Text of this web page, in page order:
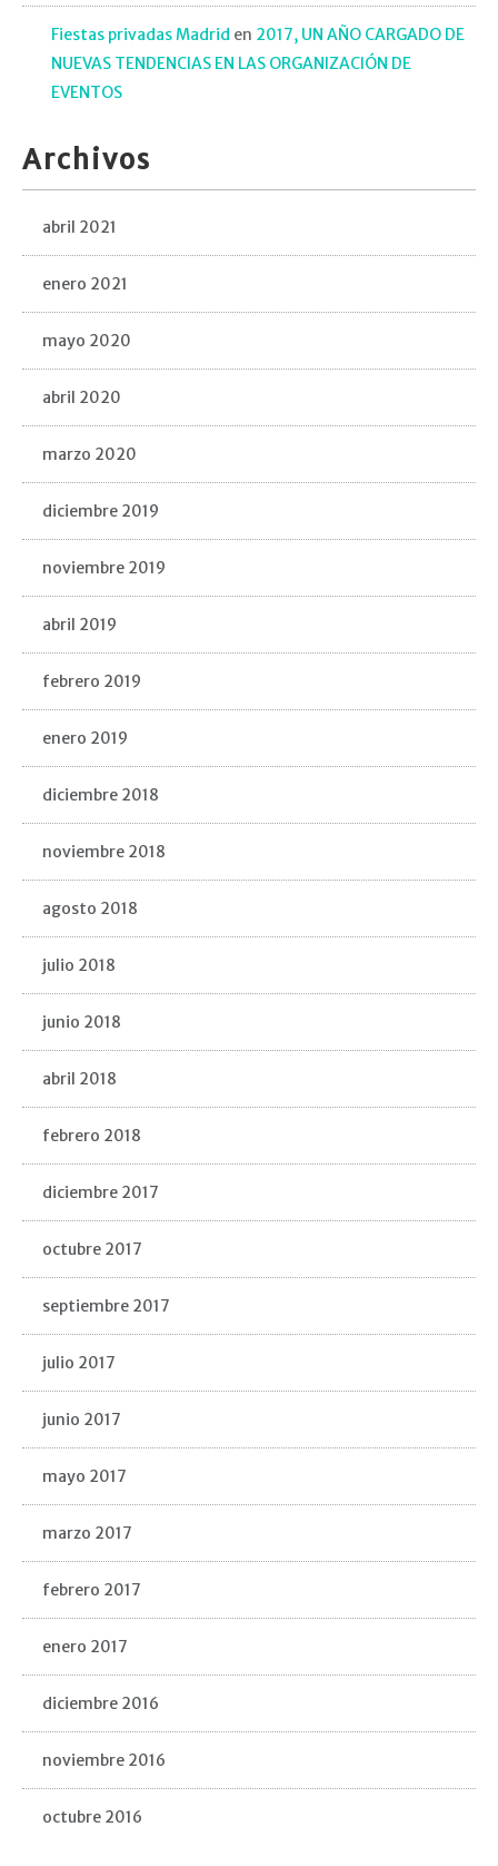
Fiestas privadas Madrid en 2017, UN AÑO CARGADO DE
NUEVAS TENDENCIAS EN LAS ORGANIZACIÓN DE
EVENTOS
Archivos
abril 2021
enero 2021
mayo 2020
abril 2020
marzo 2020
diciembre 2019
noviembre 2019
abril 2019
febrero 2019
enero 2019
diciembre 2018
noviembre 2018
agosto 2018
julio 2018
junio 2018
abril 2018
febrero 2018
diciembre 2017
octubre 2017
septiembre 2017
julio 2017
junio 2017
mayo 2017
marzo 2017
febrero 2017
enero 2017
diciembre 2016
noviembre 2016
octubre 2016